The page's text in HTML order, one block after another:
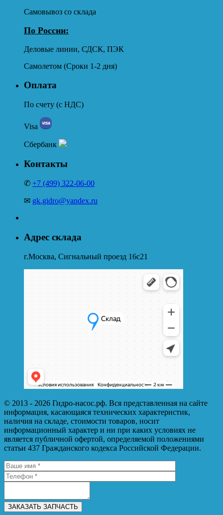
Самовывоз со склада
По России:
Деловые линии, СДСК, ПЭК
Самолетом (Сроки 1-2 дня)
Оплата
По счету (с НДС)
Visa
Сбербанк
Контакты
✆ +7 (499) 322-06-00
✉ gk.gidro@yandex.ru
Адрес склада
г.Москва, Сигнальный проезд 16с21
© 2013 - 2026 Гидро-насос.рф. Вся представленная на сайте
информация, касающаяся технических характеристик,
наличия на складе, стоимости товаров, носит
информационный характер и ни при каких условиях не
является публичной офертой, определяемой положениями
статьи 437 Гражданского кодекса Российской Федерации.